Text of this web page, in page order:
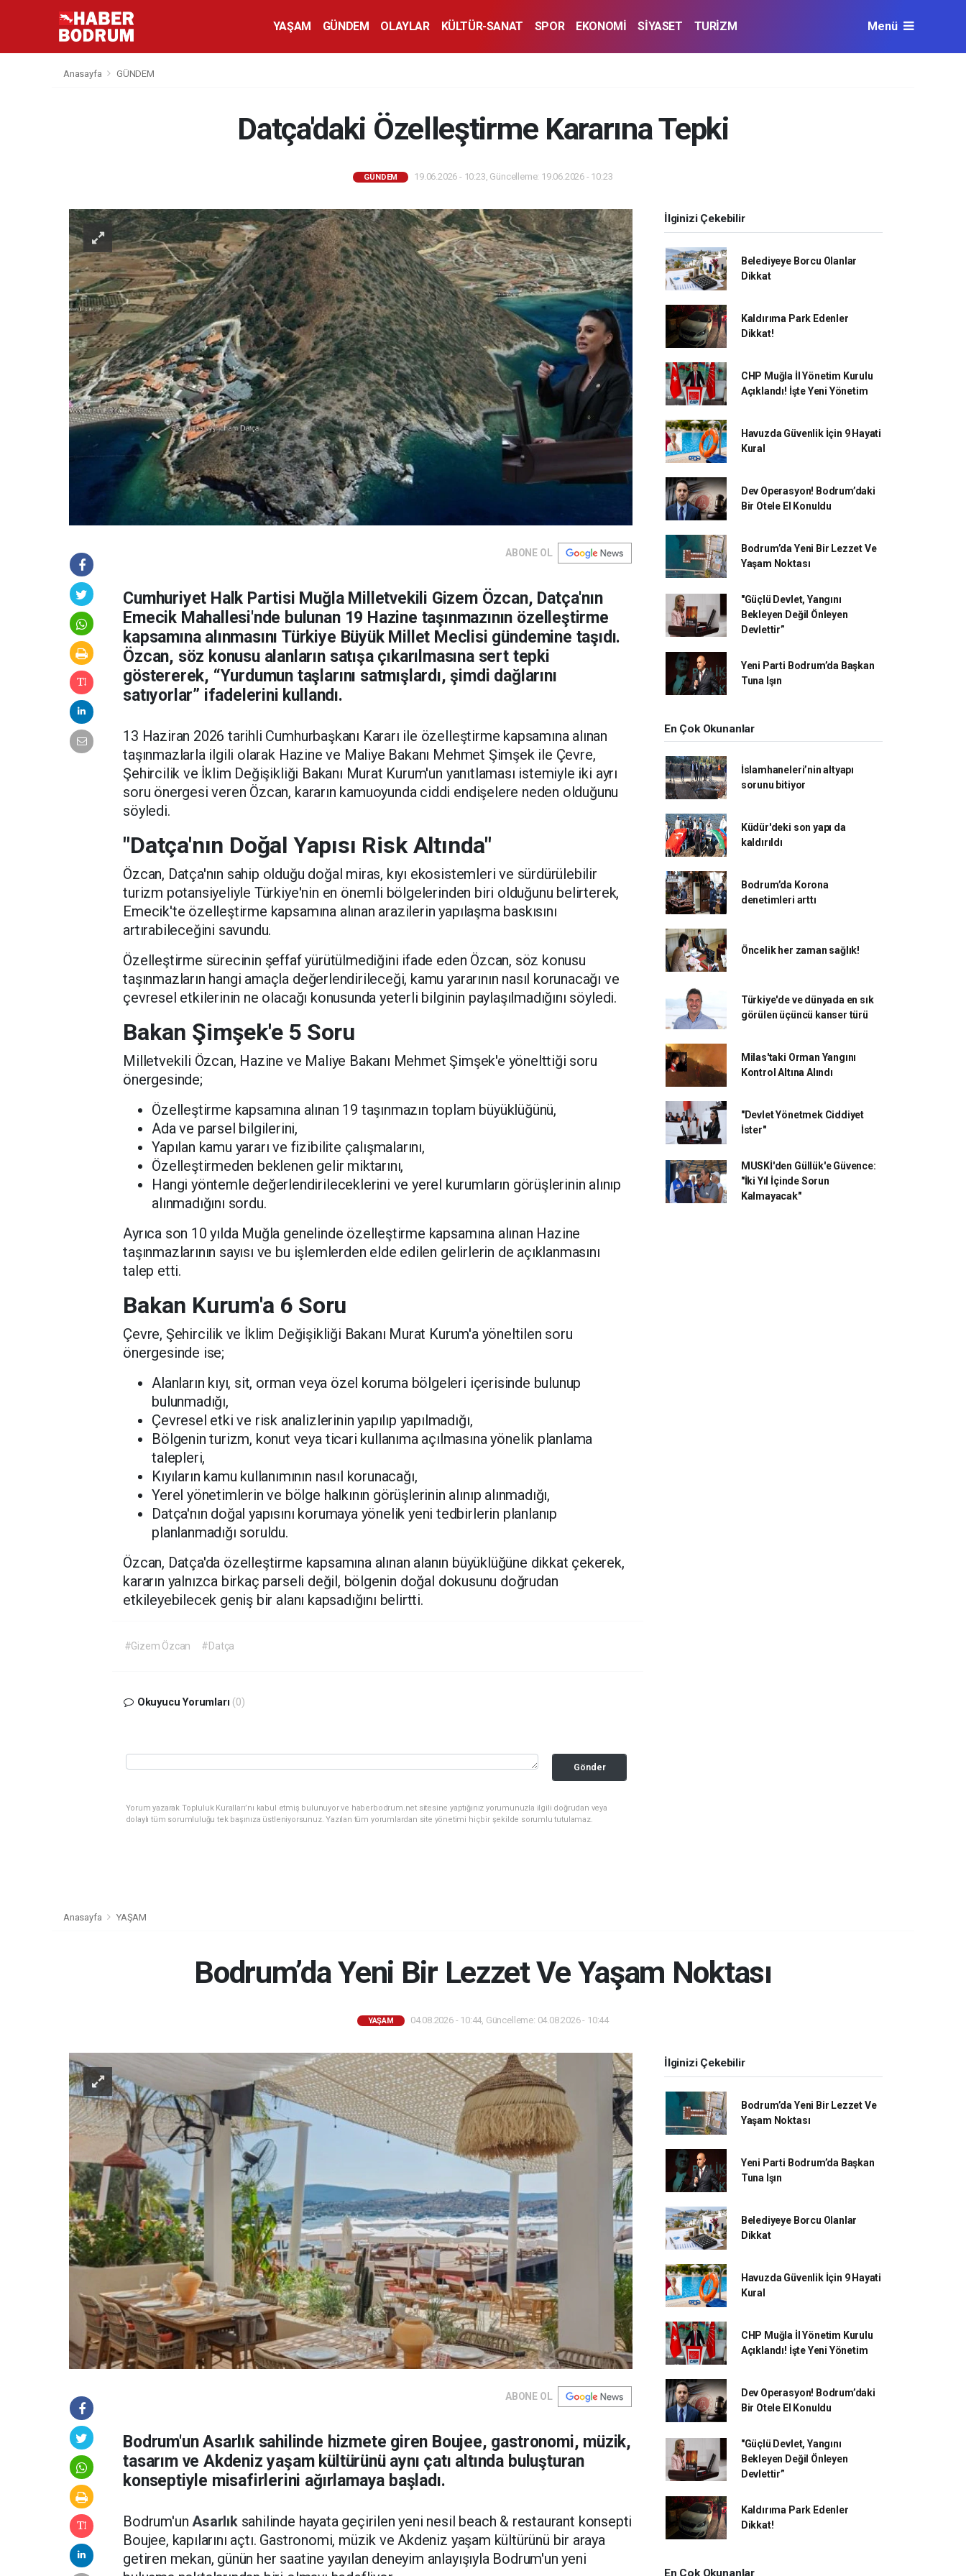
YAŞAM GÜNDEM OLAYLAR KÜLTÜR-SANAT SPOR EKONOMİ SİYASET TURİZM Menü
Anasayfa GÜNDEM
Datça'daki Özelleştirme Kararına Tepki
GÜNDEM 19.06.2026 - 10:23, Güncelleme: 19.06.2026 - 10:23
ABONE OL
Cumhuriyet Halk Partisi Muğla Milletvekili Gizem Özcan, Datça'nın
Emecik Mahallesi'nde bulunan 19 Hazine taşınmazının özelleştirme
kapsamına alınmasını Türkiye Büyük Millet Meclisi gündemine taşıdı.
Özcan, söz konusu alanların satışa çıkarılmasına sert tepki
göstererek, “Yurdumun taşlarını satmışlardı, şimdi dağlarını
satıyorlar” ifadelerini kullandı.
13 Haziran 2026 tarihli Cumhurbaşkanı Kararı ile özelleştirme kapsamına alınan
taşınmazlarla ilgili olarak Hazine ve Maliye Bakanı Mehmet Şimşek ile Çevre,
Şehircilik ve İklim Değişikliği Bakanı Murat Kurum'un yanıtlaması istemiyle iki ayrı
soru önergesi veren Özcan, kararın kamuoyunda ciddi endişelere neden olduğunu
söyledi.
"Datça'nın Doğal Yapısı Risk Altında"
Özcan, Datça'nın sahip olduğu doğal miras, kıyı ekosistemleri ve sürdürülebilir
turizm potansiyeliyle Türkiye'nin en önemli bölgelerinden biri olduğunu belirterek,
Emecik'te özelleştirme kapsamına alınan arazilerin yapılaşma baskısını
artırabileceğini savundu.
Özelleştirme sürecinin şeffaf yürütülmediğini ifade eden Özcan, söz konusu
taşınmazların hangi amaçla değerlendirileceği, kamu yararının nasıl korunacağı ve
çevresel etkilerinin ne olacağı konusunda yeterli bilginin paylaşılmadığını söyledi.
Bakan Şimşek'e 5 Soru
Milletvekili Özcan, Hazine ve Maliye Bakanı Mehmet Şimşek'e yönelttiği soru
önergesinde;
Özelleştirme kapsamına alınan 19 taşınmazın toplam büyüklüğünü,
Ada ve parsel bilgilerini,
Yapılan kamu yararı ve fizibilite çalışmalarını,
Özelleştirmeden beklenen gelir miktarını,
Hangi yöntemle değerlendirileceklerini ve yerel kurumların görüşlerinin alınıp
alınmadığını sordu.
Ayrıca son 10 yılda Muğla genelinde özelleştirme kapsamına alınan Hazine
taşınmazlarının sayısı ve bu işlemlerden elde edilen gelirlerin de açıklanmasını
talep etti.
Bakan Kurum'a 6 Soru
Çevre, Şehircilik ve İklim Değişikliği Bakanı Murat Kurum'a yöneltilen soru
önergesinde ise;
Alanların kıyı, sit, orman veya özel koruma bölgeleri içerisinde bulunup
bulunmadığı,
Çevresel etki ve risk analizlerinin yapılıp yapılmadığı,
Bölgenin turizm, konut veya ticari kullanıma açılmasına yönelik planlama
talepleri,
Kıyıların kamu kullanımının nasıl korunacağı,
Yerel yönetimlerin ve bölge halkının görüşlerinin alınıp alınmadığı,
Datça'nın doğal yapısını korumaya yönelik yeni tedbirlerin planlanıp
planlanmadığı soruldu.
Özcan, Datça'da özelleştirme kapsamına alınan alanın büyüklüğüne dikkat çekerek,
kararın yalnızca birkaç parseli değil, bölgenin doğal dokusunu doğrudan
etkileyebilecek geniş bir alanı kapsadığını belirtti.
#Gizem Özcan #Datça
Okuyucu Yorumları (0)
Gönder
Yorum yazarak Topluluk Kuralları’nı kabul etmiş bulunuyor ve haberbodrum.net sitesine yaptığınız yorumunuzla ilgili doğrudan veya
dolaylı tüm sorumluluğu tek başınıza üstleniyorsunuz. Yazılan tüm yorumlardan site yönetimi hiçbir şekilde sorumlu tutulamaz.
İlginizi Çekebilir
Belediyeye Borcu Olanlar
Dikkat
Kaldırıma Park Edenler
Dikkat!
CHP Muğla İl Yönetim Kurulu
Açıklandı! İşte Yeni Yönetim
Havuzda Güvenlik İçin 9 Hayati
Kural
Dev Operasyon! Bodrum’daki
Bir Otele El Konuldu
Bodrum’da Yeni Bir Lezzet Ve
Yaşam Noktası
"Güçlü Devlet, Yangını
Bekleyen Değil Önleyen
Devlettir”
Yeni Parti Bodrum’da Başkan
Tuna Işın
En Çok Okunanlar
İslamhaneleri’nin altyapı
sorunu bitiyor
Küdür'deki son yapı da
kaldırıldı
Bodrum’da Korona
denetimleri arttı
Öncelik her zaman sağlık!
Türkiye'de ve dünyada en sık
görülen üçüncü kanser türü
Milas'taki Orman Yangını
Kontrol Altına Alındı
"Devlet Yönetmek Ciddiyet
İster"
MUSKİ'den Güllük'e Güvence:
"İki Yıl İçinde Sorun
Kalmayacak"
Anasayfa YAŞAM
Bodrum’da Yeni Bir Lezzet Ve Yaşam Noktası
YAŞAM 04.08.2026 - 10:44, Güncelleme: 04.08.2026 - 10:44
ABONE OL
Bodrum'un Asarlık sahilinde hizmete giren Boujee, gastronomi, müzik,
tasarım ve Akdeniz yaşam kültürünü aynı çatı altında buluşturan
konseptiyle misafirlerini ağırlamaya başladı.
Bodrum'unAsarlık sahilinde hayata geçirilen yeni nesil beach & restaurant konsepti
Boujee, kapılarını açtı. Gastronomi, müzik ve Akdeniz yaşam kültürünü bir araya
getiren mekan, günün her saatine yayılan deneyim anlayışıyla Bodrum'un yeni
İlginizi Çekebilir
Bodrum’da Yeni Bir Lezzet Ve
Yaşam Noktası
Yeni Parti Bodrum’da Başkan
Tuna Işın
Belediyeye Borcu Olanlar
Dikkat
Havuzda Güvenlik İçin 9 Hayati
Kural
CHP Muğla İl Yönetim Kurulu
Açıklandı! İşte Yeni Yönetim
Dev Operasyon! Bodrum’daki
Bir Otele El Konuldu
"Güçlü Devlet, Yangını
Bekleyen Değil Önleyen
Devlettir”
Kaldırıma Park Edenler
Dikkat!
En Çok Okunanlar